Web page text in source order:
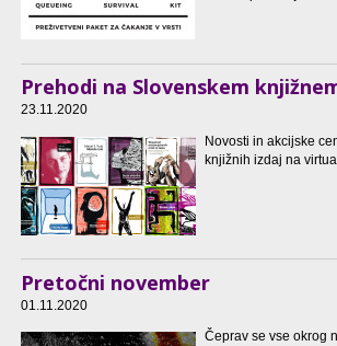
Prehodi na Slovenskem
23.11.2020
Novosti in akcijske
knjižnih izdaj na
Pretočni november
01.11.2020
Čeprav se vse okrog